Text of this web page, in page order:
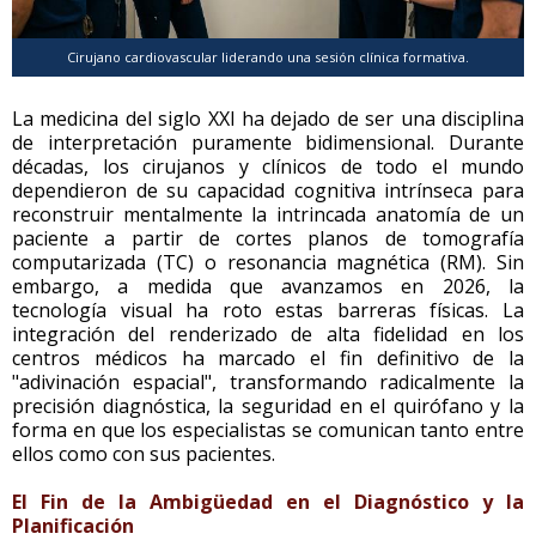
Cirujano cardiovascular liderando una sesión clínica formativa.
La medicina del siglo XXI ha dejado de ser una disciplina
de interpretación puramente bidimensional. Durante
décadas, los cirujanos y clínicos de todo el mundo
dependieron de su capacidad cognitiva intrínseca para
reconstruir mentalmente la intrincada anatomía de un
paciente a partir de cortes planos de tomografía
computarizada (TC) o resonancia magnética (RM). Sin
embargo, a medida que avanzamos en 2026, la
tecnología visual ha roto estas barreras físicas. La
integración del renderizado de alta fidelidad en los
centros médicos ha marcado el fin definitivo de la
"adivinación espacial", transformando radicalmente la
precisión diagnóstica, la seguridad en el quirófano y la
forma en que los especialistas se comunican tanto entre
ellos como con sus pacientes.
El Fin de la Ambigüedad en el Diagnóstico y la
Planificación